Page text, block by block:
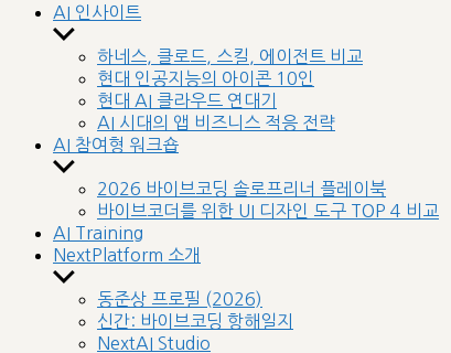
AI 인사이트
Show
sub
menu
하네스, 클로드, 스킬, 에이전트 비교
현대 인공지능의 아이콘 10인
현대 AI 클라우드 연대기
AI 시대의 앱 비즈니스 적응 전략
AI 참여형 워크숍
Show
sub
menu
2026 바이브코딩 솔로프리너 플레이북
바이브코더를 위한 UI 디자인 도구 TOP 4 비교
AI Training
NextPlatform 소개
Show
sub
menu
동준상 프로필 (2026)
신간: 바이브코딩 항해일지
NextAI Studio